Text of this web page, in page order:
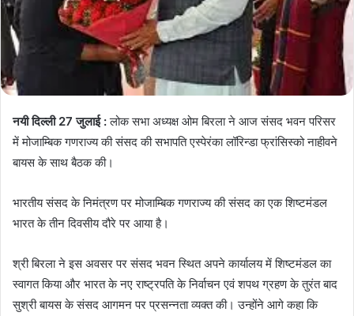
नयी दिल्ली 27 जुलाई :लोक सभा अध्यक्ष ओम बिरला ने आज संसद भवन परिसर
में मोजाम्बिक गणराज्य की संसद की सभापति एस्पेरंका लॉरिन्डा फ्रांसिस्को नाहीवने
बायस के साथ बैठक की।
भारतीय संसद के निमंत्रण पर मोजाम्बिक गणराज्य की संसद का एक शिष्टमंडल
भारत के तीन दिवसीय दौरे पर आया है।
श्री बिरला ने इस अवसर पर संसद भवन स्थित अपने कार्यालय में शिष्टमंडल का
स्वागत किया और भारत के नए राष्ट्रपति के निर्वाचन एवं शपथ ग्रहण के तुरंत बाद
सुश्री बायस के संसद आगमन पर प्रसन्नता व्यक्त की। उन्होंने आगे कहा कि